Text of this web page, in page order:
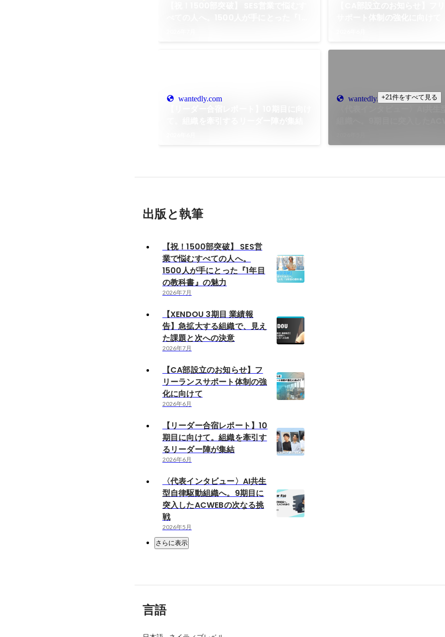
wantedly.com wantedly.com+21件をすべて見る
出版と執筆
【祝！1500部突破】 SES営
業で悩むすべての人へ。
1500人が手にとった『1年目
の教科書』の魅力
2026年7月
【XENDOU 3期目 業績報
告】急拡大する組織で、見え
た課題と次への決意
2026年7月
【CA部設立のお知らせ】フ
リーランスサポート体制の強
化に向けて
2026年6月
【リーダー合宿レポート】10
期目に向けて。組織を牽引す
るリーダー陣が集結
2026年6月
〈代表インタビュー〉AI共生
型自律駆動組織へ。9期目に
突入したACWEBの次なる挑
戦
2026年5月
さらに表示
言語